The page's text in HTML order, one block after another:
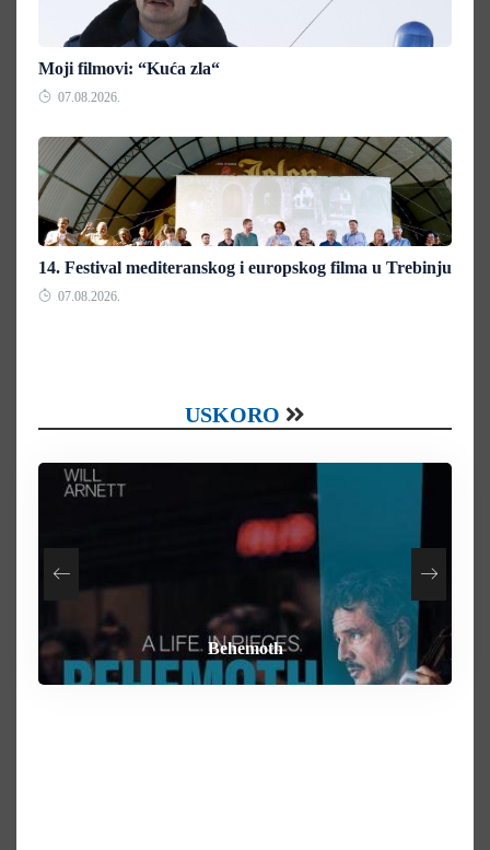
Moji filmovi: “Kuća zla“
07.08.2026.
14. Festival mediteranskog i europskog filma u Trebinju
07.08.2026.
USKORO
Heart of the Beast
Behemoth
How To Rob A Bank
By Any Means